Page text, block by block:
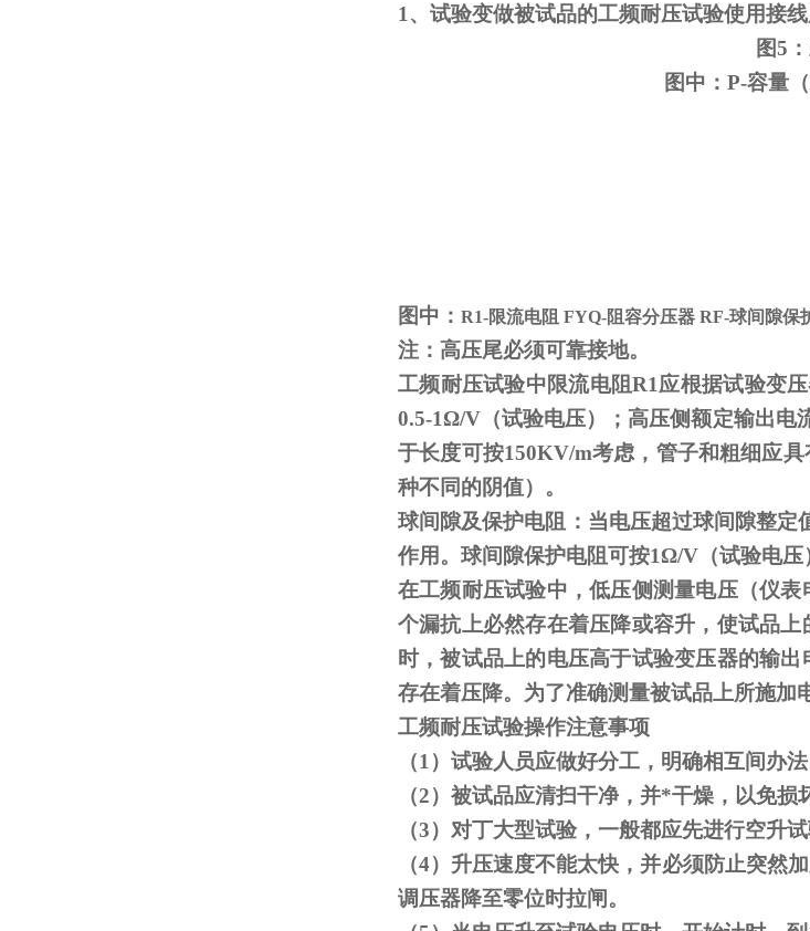
1、试验变做被试品的工频耐压试验使用接线
图5
图中：P-容量
图中： R1-限流电阻 FYQ-阻容分压器 RF-球间隙保
注：高压尾必须可靠接地。
工频耐压试验中限流电阻R1应根据试验变
0.5-1Ω/V（试验电压）；高压侧额定输出电
于长度可按150KV/m考虑，管子和粗细应
种不同的阴值）。
球间隙及保护电阻：当电压超过球间隙整定
作用。球间隙保护电阻可按1Ω/V（试验电压
在工频耐压试验中，低压侧测量电压（仪
个漏抗上必然存在着压降或容升，使试品
时，被试品上的电压高于试验变压器的输
存在着压降。为了准确测量被试品上所施加
工频耐压试验操作注意事项
（1 ）试验人员应做好分工，明确相互间办
（2）被试品应清扫干净，并*干燥，以免损
（3）对丁大型试验，一般都应先进行空升
（4）升压速度不能太快，并必须防止突然
调压器降至零位时拉闸。